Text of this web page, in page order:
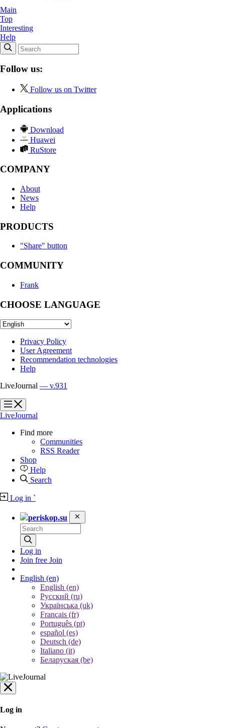
Main
Top
Interesting
Help
Follow us:
Follow us on Twitter
Applications
Download
Huawei
RuStore
COMPANY
About
News
Help
PRODUCTS
"Share" button
COMMUNITY
Frank
CHOOSE LANGUAGE
Privacy Policy
User Agreement
Recommendation technologies
Help
LiveJournal — v.931
?
?
LiveJournal
Find more
Communities
RSS Reader
Shop
Help
Search
Log in `
periskop.su
Log in
Join free Join
English (en)
English (en)
Русский (ru)
Українська (uk)
Français (fr)
Português (pt)
español (es)
Deutsch (de)
Italiano (it)
Беларуская (be)
Log in